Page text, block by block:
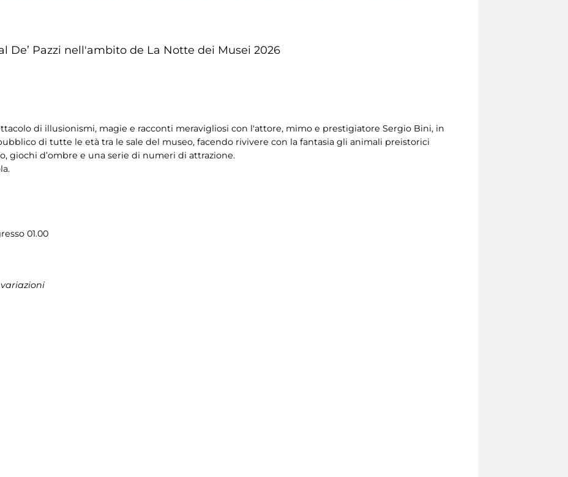
De’ Pazzi nell'ambito de La Notte dei Musei 2026
di illusionismi, magie e racconti meravigliosi con l'attore, mimo e prestigiatore Sergio Bini, in
di tutte le età tra le sale del museo, facendo rivivere con la fantasia gli animali preistorici
giochi d’ombre e una serie di numeri di attrazione.
01.00